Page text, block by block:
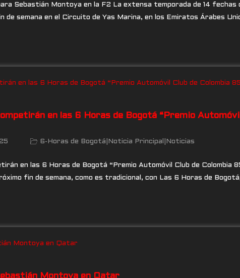
Sebastián Montoya en la F2 La extensa temporada de 14 fechas
de semana en el Circuito de Yas Marina, en los Emiratos Árabes
en las 6 Horas de Bogotá “Premio
6-Horas de Bogotá Noticia Principal Noticias
en las 6 Horas de Bogotá “Premio Automóvil Club de Colombia
fin de semana, como es tradicional, con Las 6 Horas de
Montoya en Qatar